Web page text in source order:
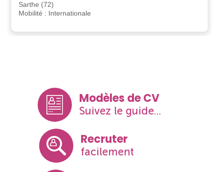
Sarthe (72)
Mobilité : Internationale
Modèles de CV
Suivez le guide...
Recruter
facilement